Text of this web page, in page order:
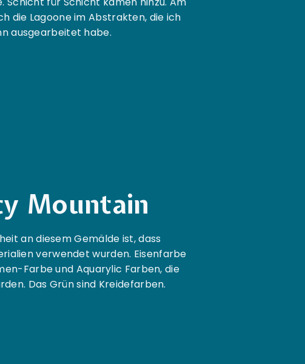
die Lagoone im Abstrakten, die ich
ausgearbeitet habe.
Mountain
an diesem Gemälde ist, dass
verwendet wurden. Eisenfarbe
Farbe und Aquarylic Farben, die
Das Grün sind Kreidefarben.